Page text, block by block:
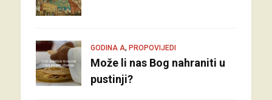
GODINA A, PROPOVIJEDI
Može li nas Bog nahraniti u
pustinji?